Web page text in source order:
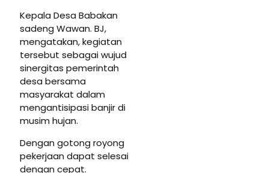
Kepala Desa Babakan
sadeng Wawan. BJ,
mengatakan, kegiatan
tersebut sebagai wujud
sinergitas pemerintah
desa bersama
masyarakat dalam
mengantisipasi banjir di
musim hujan.
Dengan gotong royong
pekerjaan dapat selesai
dengan cepat.